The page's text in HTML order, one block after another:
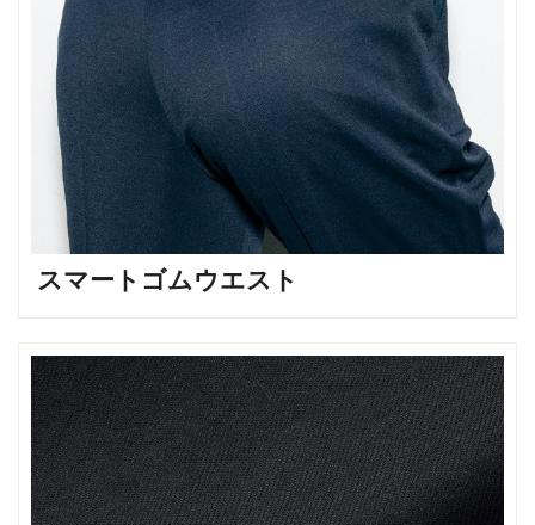
スマートゴムウエスト